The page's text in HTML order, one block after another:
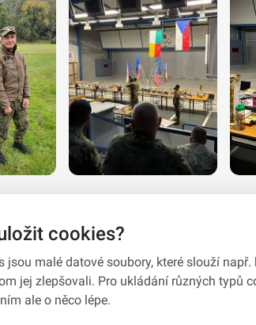
cookies?
jsou malé datové soubory, které slouží
jej zlepšovali. Pro ukládání různých typů
ale o něco lépe.